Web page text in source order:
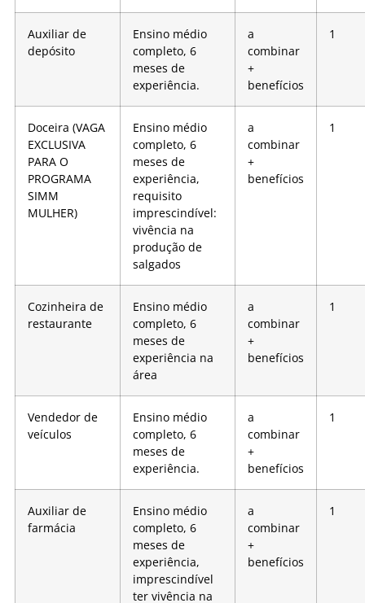
Auxiliar de
depósito
Ensino médio
completo, 6
meses de
experiência.
a
combinar
+
benefícios
1
Doceira (VAGA
EXCLUSIVA
PARA O
PROGRAMA
SIMM
MULHER)
Ensino médio
completo, 6
meses de
experiência,
requisito
imprescindível:
vivência na
produção de
salgados
a
combinar
+
benefícios
1
Cozinheira de
restaurante
Ensino médio
completo, 6
meses de
experiência na
área
a
combinar
+
benefícios
1
Vendedor de
veículos
Ensino médio
completo, 6
meses de
experiência.
a
combinar
+
benefícios
1
Auxiliar de
farmácia
Ensino médio
completo, 6
meses de
experiência,
imprescindível
ter vivência na
a
combinar
+
benefícios
1